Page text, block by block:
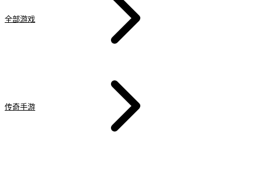
全部游戏
传奇手游